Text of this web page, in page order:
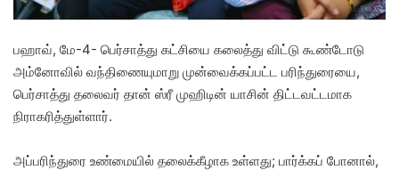
பஹாவ், மே-4- பெர்சாத்து கட்சியை கலைத்து விட்டு கூண்டோடு
அம்னோவில் வந்திணையுமாறு முன்வைக்கப்பட்ட பரிந்துரையை,
பெர்சாத்து தலைவர் தான் ஸ்ரீ முஹிடின் யாசின் திட்டவட்டமாக
நிராகரித்துள்ளார்.
அப்பரிந்துரை உண்மையில் தலைக்கீழாக உள்ளது; பார்க்கப் போனால்,